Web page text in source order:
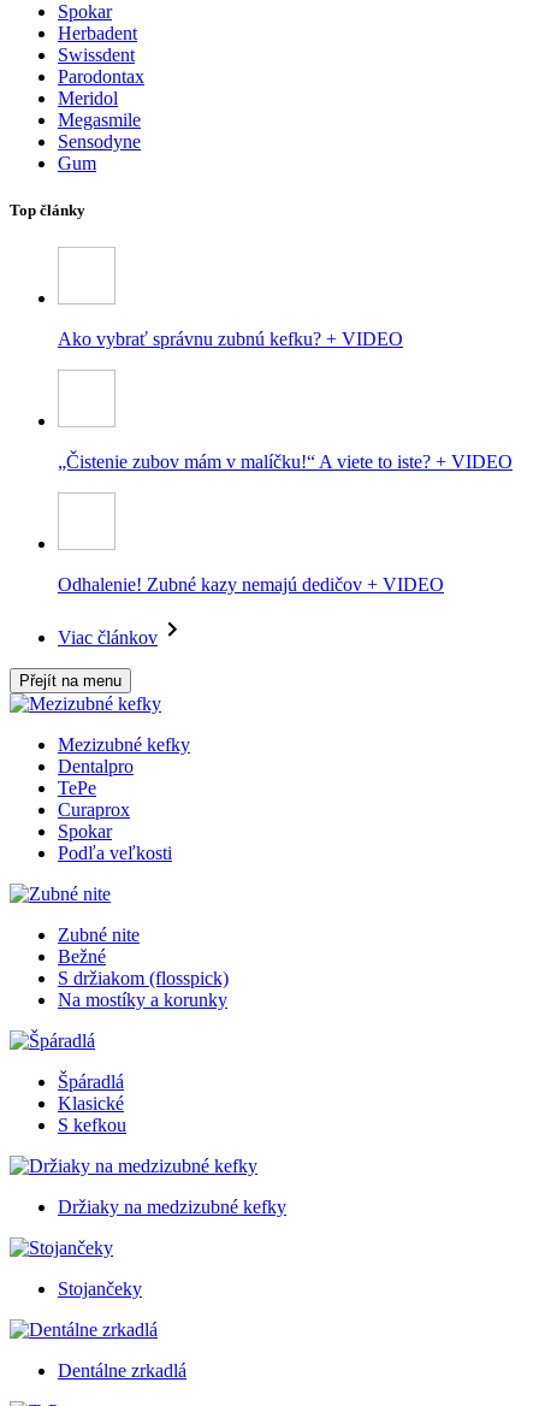
Spokar
Herbadent
Swissdent
Parodontax
Meridol
Megasmile
Sensodyne
Gum
Top články
Ako vybrať správnu zubnú kefku? + VIDEO
„Čistenie zubov mám v malíčku!“ A viete to iste? + VIDEO
Odhalenie! Zubné kazy nemajú dedičov + VIDEO
Viac článkov
Přejít na menu
Mezizubné kefky
Dentalpro
TePe
Curaprox
Spokar
Podľa veľkosti
Zubné nite
Bežné
S držiakom (flosspick)
Na mostíky a korunky
Špáradlá
Klasické
S kefkou
Držiaky na medzizubné kefky
Stojančeky
Dentálne zrkadlá